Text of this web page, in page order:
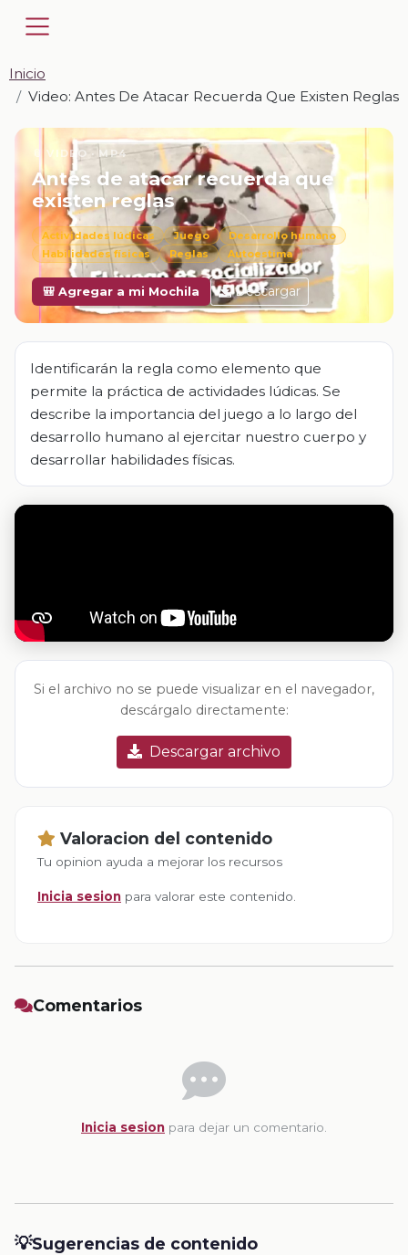
Inicio
Video: Antes De Atacar Recuerda Que Existen Reglas
📎 VIDEO · MP4
Antes de atacar recuerda que
existen reglas
Actividades lúdicas Juego
Desarrollo humano
Habilidades físicas
Reglas Autoestima
🎒 Agregar a mi Mochila Descargar
Identificarán la regla como elemento que
permite la práctica de actividades lúdicas. Se
describe la importancia del juego a lo largo del
desarrollo humano al ejercitar nuestro cuerpo y
desarrollar habilidades físicas.
Si el archivo no se puede visualizar en el navegador,
descárgalo directamente:
Descargar archivo
Valoracion del contenido
Tu opinion ayuda a mejorar los recursos
Inicia sesion para valorar este contenido.
Comentarios
Inicia sesion para dejar un comentario.
💡Sugerencias de contenido